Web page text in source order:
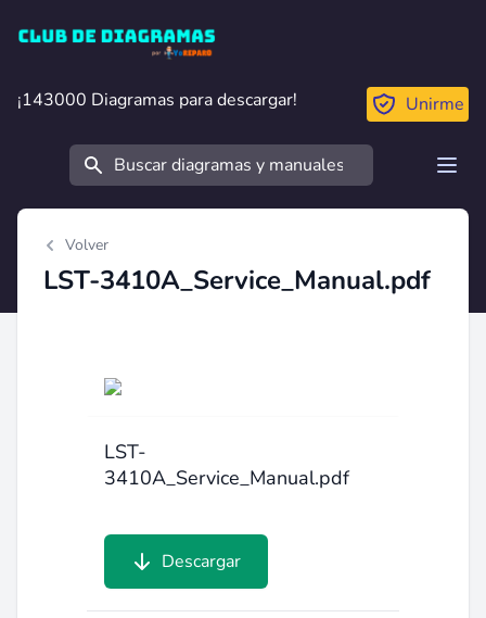
Club de Diagramas
¡143000 Diagramas para descargar!
¡143000 Diagramas para descargar! Unirme
Buscar
Volver
LST-3410A_Service_Manual.pdf
LST-
3410A_Service_Manual.pdf
Descargar